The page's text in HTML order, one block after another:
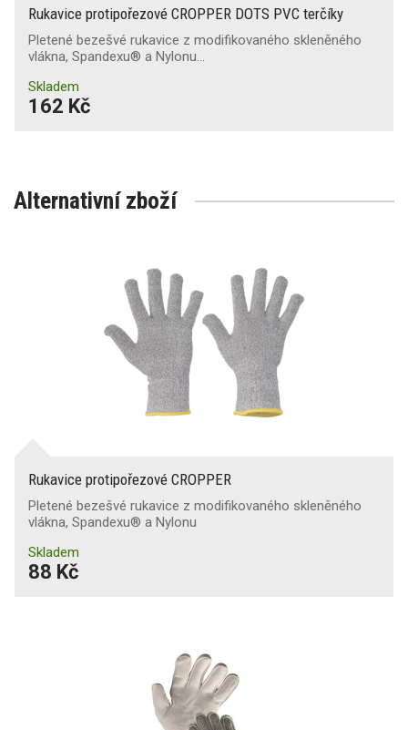
Rukavice protipořezové CROPPER DOTS PVC terčíky
Pletené bezešvé rukavice z modifikovaného skleněného
vlákna, Spandexu® a Nylonu…
Skladem
162 Kč
Alternativní zboží
Rukavice protipořezové CROPPER
Pletené bezešvé rukavice z modifikovaného skleněného
vlákna, Spandexu® a Nylonu
Skladem
88 Kč